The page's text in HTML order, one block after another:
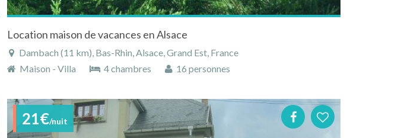
Location maison de vacances en Alsace
Dambach (11 km), Bas-Rhin, Alsace, Grand Est, France
Maison - Villa
4 chambres 16 personnes
21€/nuit